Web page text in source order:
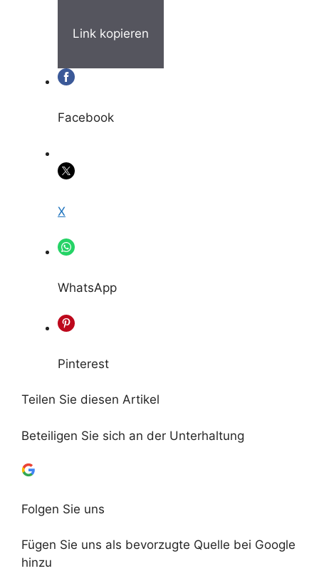
Link kopieren
Facebook
X
WhatsApp
Pinterest
Teilen Sie diesen Artikel
Beteiligen Sie sich an der Unterhaltung
Folgen Sie uns
Fügen Sie uns als bevorzugte Quelle bei Google
hinzu